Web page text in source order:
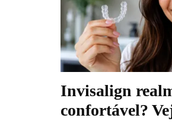
Invisalign
confortável?